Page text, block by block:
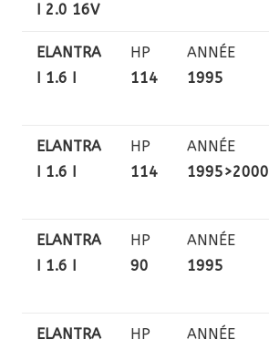
I 2.0 16V
ELANTRA
I 1.6 I
HP
114
ANNÉE
1995
ELANTRA
I 1.6 I
HP
114
ANNÉE
1995>2000
ELANTRA
I 1.6 I
HP
90
ANNÉE
1995
ELANTRA
HP
ANNÉE